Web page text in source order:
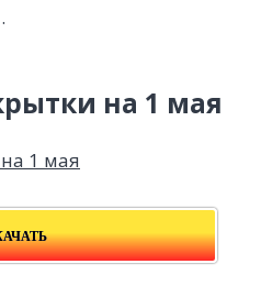
на 1 мая